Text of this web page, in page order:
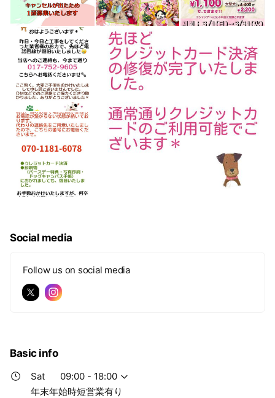
Social media
Follow us on social media
Basic info
Sat
09:00 - 18:00
年末年始時短営業有り